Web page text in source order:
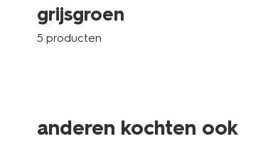
grijsgroen
5 producten
anderen kochten ook